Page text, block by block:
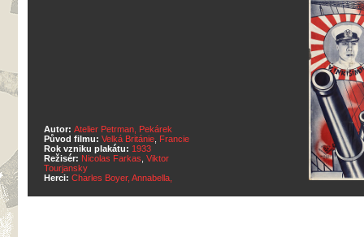
Autor: Atelier Petrman, Pekárek
Původ filmu: Velká Británie Francie
Rok vzniku plakátu: 1933
Režisér: Nicolas Farkas Viktor
Tourjansky
Herci: Charles Boyer, Annabella,